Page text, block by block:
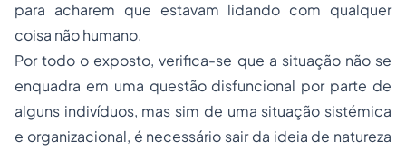
para acharem que estavam lidando com qualquer
coisa não humano.
Por todo o exposto, verifica-se que a situação não se
enquadra em uma questão disfuncional por parte de
alguns indivíduos, mas sim de uma situação sistémica
e organizacional, é necessário sair da ideia de natureza